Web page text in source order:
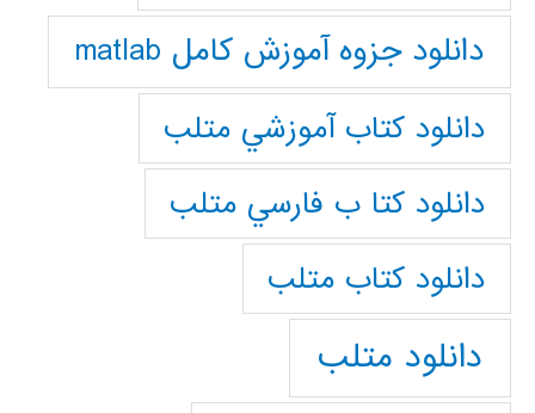
دانلود جزوه آموزش کامل matlab
دانلود كتاب آموزشي متلب
دانلود كتا ب فارسي متلب
دانلود كتاب متلب
دانلود متلب